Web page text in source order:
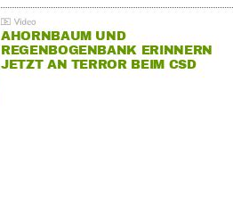
AHORNBAUM UND
REGENBOGENBANK ERINNERN
JETZT AN TERROR BEIM CSD